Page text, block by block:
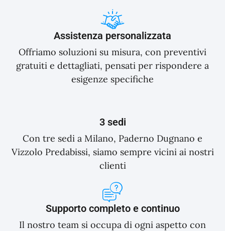
Assistenza personalizzata
Offriamo soluzioni su misura, con preventivi
gratuiti e dettagliati, pensati per rispondere a
esigenze specifiche
3 sedi
Con tre sedi a Milano, Paderno Dugnano e
Vizzolo Predabissi, siamo sempre vicini ai nostri
clienti
Supporto completo e continuo
Il nostro team si occupa di ogni aspetto con